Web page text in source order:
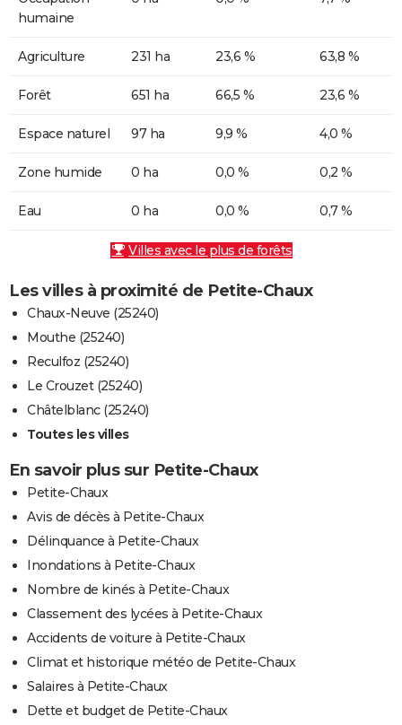
humaine
Agriculture 231 ha 23,6 % 63,8 %
Forêt 651 ha 66,5 % 23,6 %
Espace naturel 97 ha 9,9 % 4,0 %
Zone humide 0 ha 0,0 % 0,2 %
Eau 0 ha 0,0 % 0,7 %
Villes avec le plus de forêts
Les villes à proximité de Petite-Chaux
Chaux-Neuve (25240)
Mouthe (25240)
Reculfoz (25240)
Le Crouzet (25240)
Châtelblanc (25240)
Toutes les villes
En savoir plus sur Petite-Chaux
Petite-Chaux
Avis de décès à Petite-Chaux
Délinquance à Petite-Chaux
Inondations à Petite-Chaux
Nombre de kinés à Petite-Chaux
Classement des lycées à Petite-Chaux
Accidents de voiture à Petite-Chaux
Climat et historique météo de Petite-Chaux
Salaires à Petite-Chaux
Dette et budget de Petite-Chaux